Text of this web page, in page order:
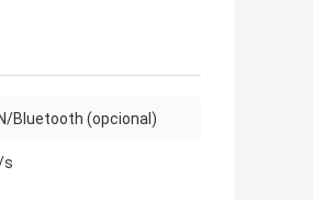
Bluetooth (opcional)
s